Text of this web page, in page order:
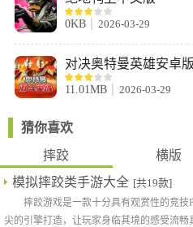
2、主升自己的强力角色，主C很关
0KB 2026-03-29
对决奥特曼英雄安卓版
11.01MB 2026-03-29
猜你喜欢
摔跤
横版
模拟摔跤类手游大全 [共19款]
摔跤游戏是一款十分具有观赏性的竞
尖的引擎打造，让玩家身临其境的感受流